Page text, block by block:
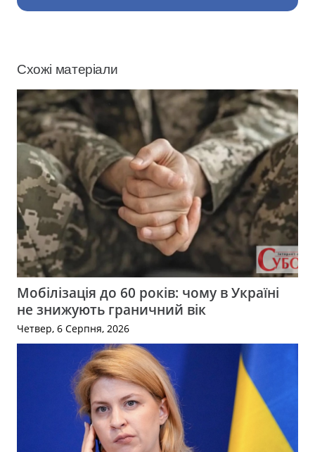
Схожі матеріали
Мобілізація до 60 років: чому в Україні
не знижують граничний вік
Четвер, 6 Серпня, 2026